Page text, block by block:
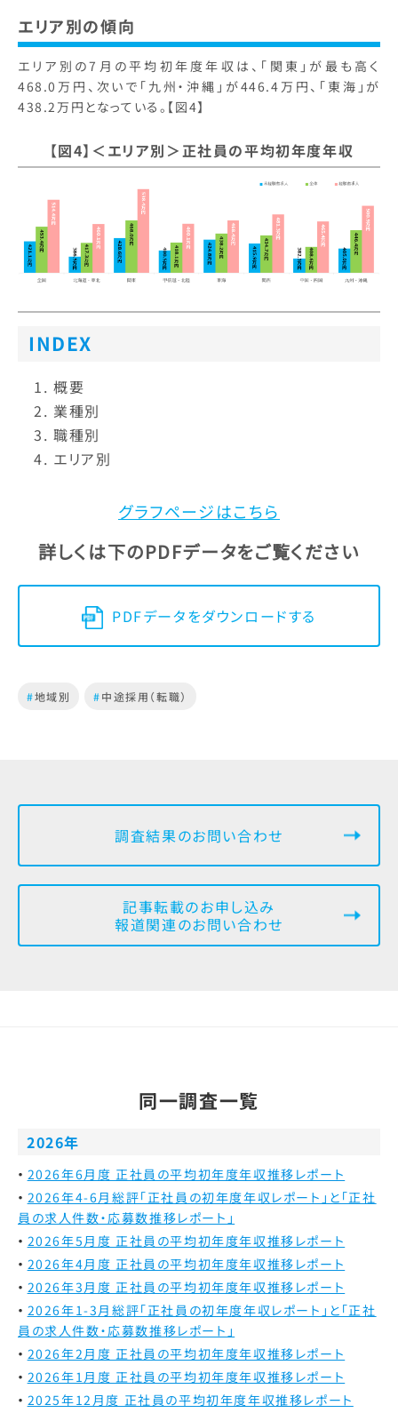
エリア別の傾向
エリア別の7月の平均初年度年収は、「関東」が最も高く
468.0万円、次いで「九州・沖縄」が446.4万円、「東海」が
438.2万円となっている。【図4】
【図4】＜エリア別＞正社員の平均初年度年収
INDEX
概要
業種別
職種別
エリア別
グラフページはこちら
詳しくは下のPDFデータをご覧ください
PDFデータをダウンロードする
#地域別 #中途採用（転職）
調査結果のお問い合わせ
記事転載のお申し込み
報道関連のお問い合わせ
同一調査一覧
2026年
2026年6月度 正社員の平均初年度年収推移レポート
2026年4-6月総評「正社員の初年度年収レポート」と「正社
員の求人件数・応募数推移レポート」
2026年5月度 正社員の平均初年度年収推移レポート
2026年4月度 正社員の平均初年度年収推移レポート
2026年3月度 正社員の平均初年度年収推移レポート
2026年1-3月総評「正社員の初年度年収レポート」と「正社
員の求人件数・応募数推移レポート」
2026年2月度 正社員の平均初年度年収推移レポート
2026年1月度 正社員の平均初年度年収推移レポート
2025年12月度 正社員の平均初年度年収推移レポート